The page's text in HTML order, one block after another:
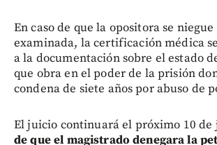
En caso de que la opositora se niegue
examinada, la certificación médica
a la documentación sobre el estado
que obra en el poder de la prisión
condena de siete años por abuso de
El juicio continuará el próximo 10 de
de que el magistrado denegara la